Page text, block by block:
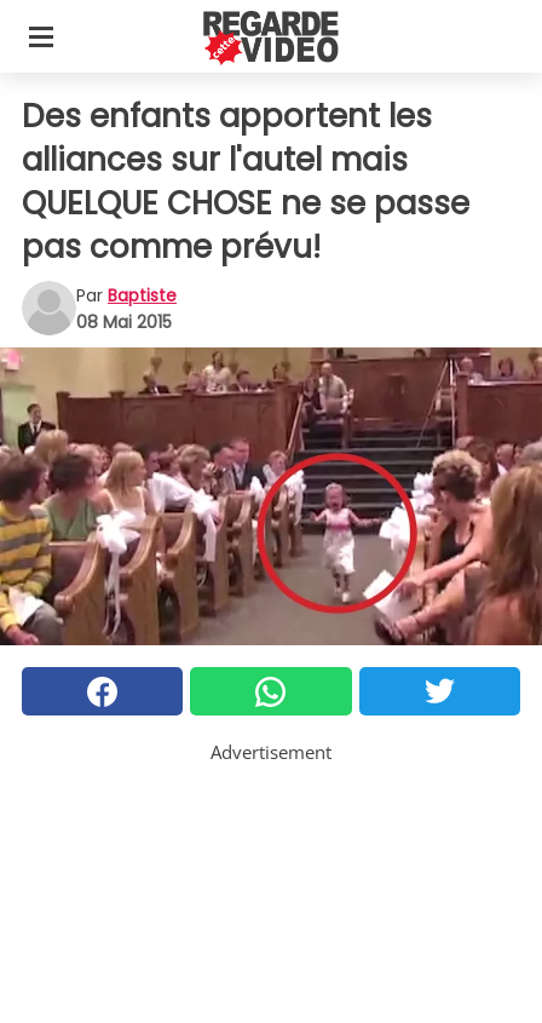
Des enfants apportent les
alliances sur l'autel mais
QUELQUE CHOSE ne se passe
pas comme prévu!
Par Baptiste
08 Mai 2015
Advertisement